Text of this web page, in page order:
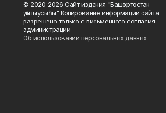
© 2020-2026 Сайт издания "Башҡортостан
уҡытыусыһы" Копирование информации сайта
разрешено только с письменного согласия
администрации.
Об использовании персональных данных